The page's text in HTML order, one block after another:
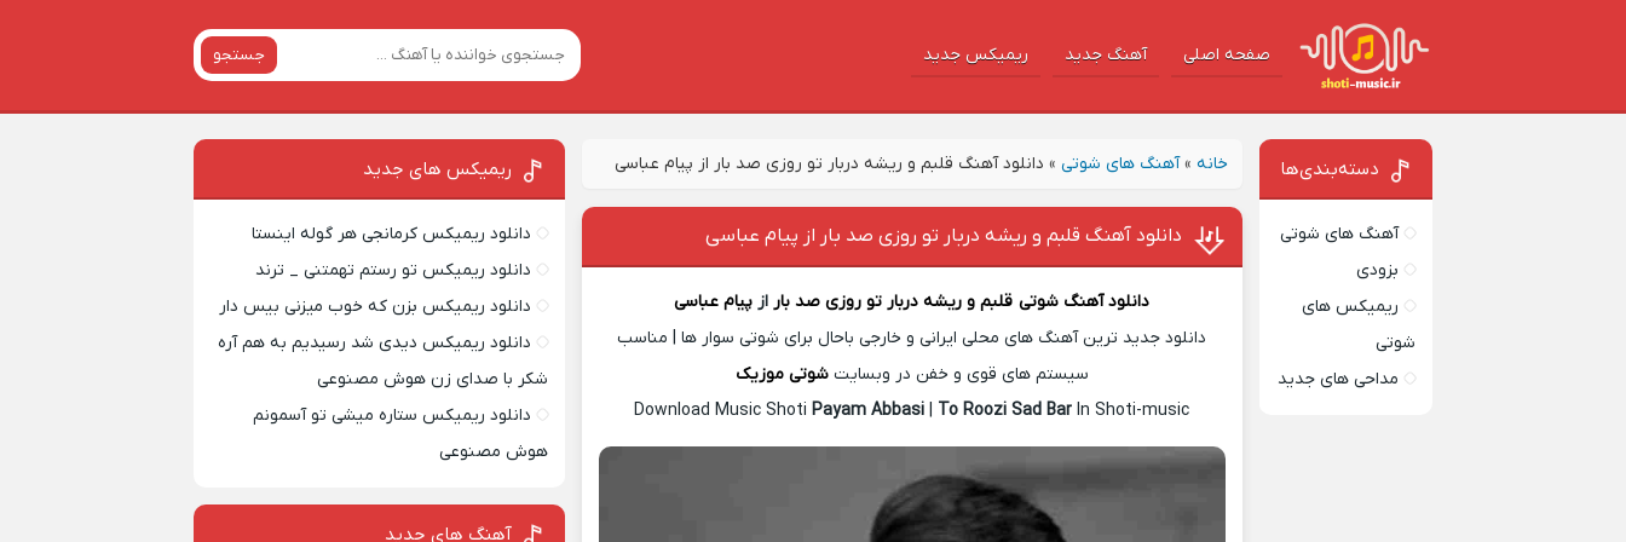
صفحه اصلی آهنگ‌ جدید ریمیکس جدید جستجو
خانه »آهنگ های شوتی » دانلود آهنگ قلبم و ریشه دربار تو روزی صد بار از پیام عباسی
دانلود آهنگ قلبم و ریشه دربار تو روزی صد بار از پیام عباسی
دانلود آهنگ شوتی قلبم و ریشه دربار تو روزی صد باراز پیام عباسی
دانلود جدید ترین آهنگ های محلی ایرانی و خارجی باحال برای شوتی سوار ها | مناسب
سیستم های قوی و خفن در وبسایتشوتی موزیک
Download Music ShotiPayam Abbasi | To Roozi Sad Bar In Shoti-music
دسته‌بندی‌ها
آهنگ های شوتی
بزودی
ریمیکس های
شوتی
مداحی های جدید
ریمیکس‌ های جدید
دانلود ریمیکس کرمانجی هر گوله اینستا
دانلود ریمیکس تو رستم تهمتنی _ ترند
دانلود ریمیکس بزن که خوب میزنی بیس دار
دانلود ریمیکس دیدی شد رسیدیم به هم آره
شکر با صدای زن هوش مصنوعی
دانلود ریمیکس ستاره میشی تو آسمونم
هوش مصنوعی
آهنگ های جدید